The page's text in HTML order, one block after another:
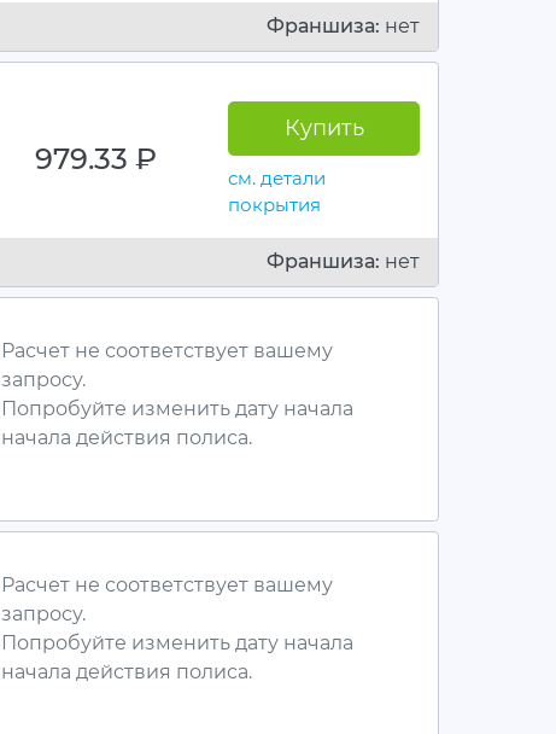
Франшиза: нет
979.33руб.
Купить
см. детали
покрытия
Франшиза: нет
Расчет не соответствует вашему
запросу.
Попробуйте изменить дату начала
начала действия полиса.
Расчет не соответствует вашему
запросу.
Попробуйте изменить дату начала
начала действия полиса.